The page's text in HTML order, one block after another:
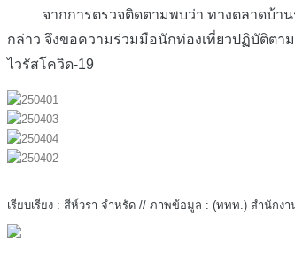
จากการตรวจติดตามพบว่า ทางตลาดบ้านร
กล่าว จึงขอความร่วมมือนักท่องเที่ยวปฏิบัติตา
ไวรัสโควิด-19
เรียบเรียง : สีห์วรา จำหรัด // ภาพข้อมูล : (ททท.) สำนักง